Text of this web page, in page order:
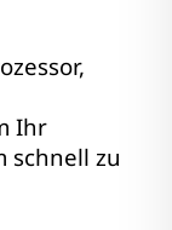
Ihr
schnell zu